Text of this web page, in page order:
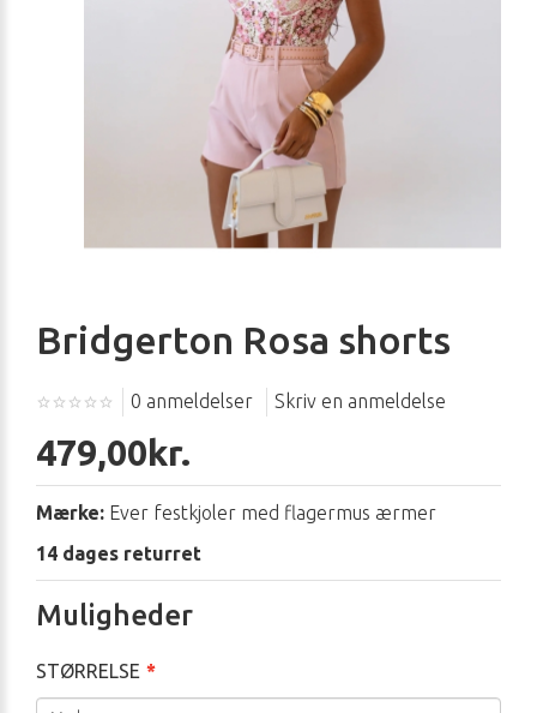
Bridgerton Rosa shorts
0 anmeldelser Skriv en anmeldelse
479,00kr.
Mærke: Ever festkjoler med flagermus ærmer
14 dages returret
Muligheder
STØRRELSE